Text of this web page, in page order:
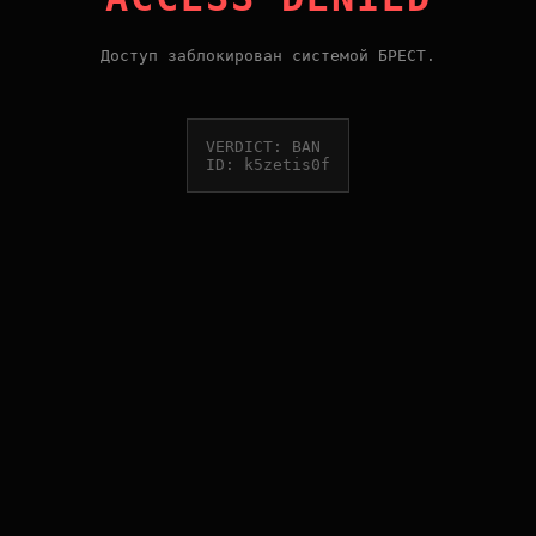
Доступ заблокирован системой БРЕСТ.
VERDICT: BAN
ID: k5zetis0f